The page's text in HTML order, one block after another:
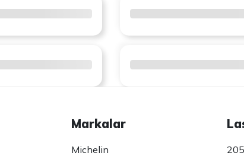
Markalar
Michelin